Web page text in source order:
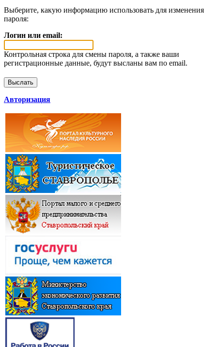
Выберите, какую информацию использовать для изменения
пароля:
Логин или email:
Контрольная строка для смены пароля, а также ваши
регистрационные данные, будут высланы вам по email.
Авторизация